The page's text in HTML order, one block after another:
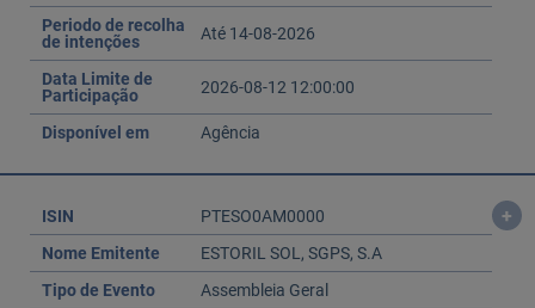
Periodo de recolha
de intenções
Até 14-08-2026
Data Limite de
Participação
2026-08-12 12:00:00
Disponível em Agência
ISIN PTESO0AM0000 +
Nome Emitente
ESTORIL SOL, SGPS, S.A
Tipo de Evento
Assembleia Geral